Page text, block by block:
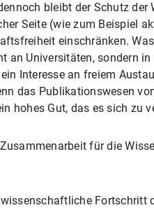
bleibt der Schutz
Seite (wie zum Beispiel
einschränken.
an Universitäten, sondern in
Interesse an freiem
das Publikationswesen
hohes Gut, das es sich zu
für die
Fortschritt